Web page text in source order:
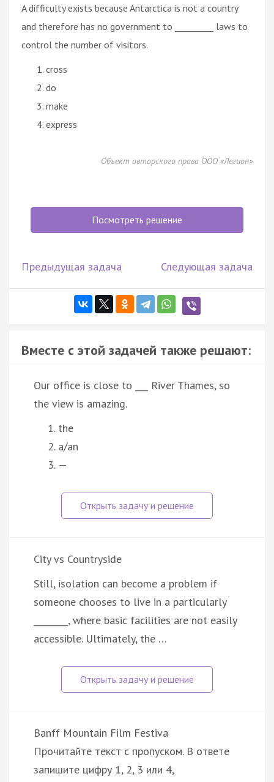
A difficulty exists because Antarctica is not a country
and therefore has no government to _________ laws to
control the number of visitors.
cross
do
make
express
Объект авторского права ООО «Легион»
Посмотреть решение
Предыдущая задача Следующая задача
Вместе с этой задачей также решают:
Our office is close to ___ River Thames, so
the view is amazing.
the
a/an
—
City vs Countryside
Still, isolation can become a problem if
someone chooses to live in a particularly
________, where basic facilities are not easily
accessible. Ultimately, the …
Banff Mountain Film Festiva
Прочитайте текст с пропуском. В ответе
запишите цифру 1, 2, 3 или 4,